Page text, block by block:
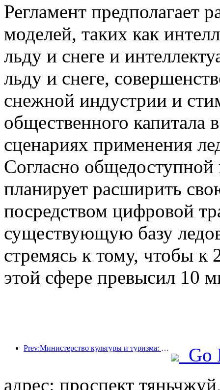
Регламент предполагает
моделей, таких как
льду и снеге и
льду и снеге,
снежной индустрии и
общественного капитала
сценариях применения
Согласно
планирует расширить
посредством цифровой
существующую базу
стремясь к тому, чтобы к
этой сфере превысил 10
Prev:Министерство культуры и туризма: уделяет особое внимание как спросу, так и предложению для регулирования культурной и туристической потребительской деятельности и путешествий.
Go
адрес: проспект